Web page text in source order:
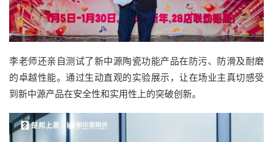
李老师还亲自测试了新中源陶瓷功能产品在防污、防滑及耐磨
的卓越性能。通过生动直观的实验展示，让在场业主真切感受
到新中源产品在安全性和实用性上的突破创新。